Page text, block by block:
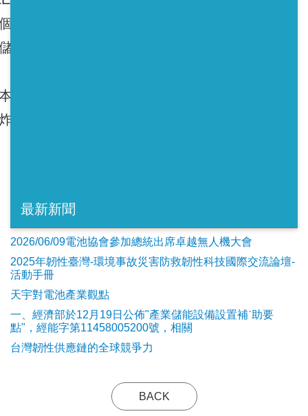
櫃子使用20組從富豪（VOLVO）油電車退下來
電，電力用於電梯或商業區街燈。
7-11超商外安裝油電車汰換的電池，將用於儲
雞等冷藏櫃的電力需要。（吳國仲╱綜合外電
最新新聞
2026/06/09電池協會參加總統出席卓越無人機大會
2025年韌性臺灣-環境事故災害防救韌性科技國際交流論壇-
活動手冊
天宇對電池產業觀點
​一、經濟部於12月19日公佈"產業儲能設備設置補ˋ助要
點"，經能字第11458005200號，相關
台灣韌性供應鏈的全球競爭力
BACK